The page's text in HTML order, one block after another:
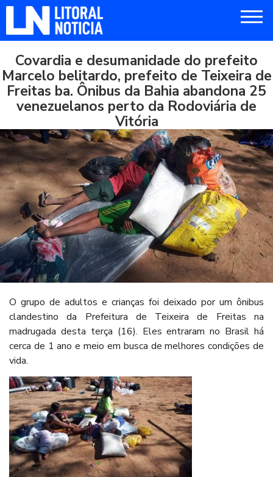
Covardia e desumanidade do prefeito
Marcelo belitardo, prefeito de Teixeira de
Freitas ba. Ônibus da Bahia abandona 25
venezuelanos perto da Rodoviária de
Vitória
O grupo de adultos e crianças foi deixado por um ônibus
clandestino da Prefeitura de Teixeira de Freitas na
madrugada desta terça (16). Eles entraram no Brasil há
cerca de 1 ano e meio em busca de melhores condições de
vida.